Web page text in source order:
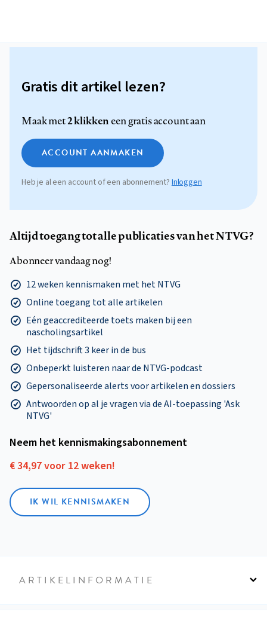
Gratis dit artikel lezen?
Maak met2 klikkeneen gratis account aan
ACCOUNT AANMAKEN
Heb je al een account of een abonnement? Inloggen
Altijd toegang tot alle publicaties van het NTVG?
Abonneer vandaag nog!
12 weken kennismaken met het NTVG
Online toegang tot alle artikelen
Eén geaccrediteerde toets maken bij een
nascholingsartikel
Het tijdschrift 3 keer in de bus
Onbeperkt luisteren naar de NTVG-podcast
Gepersonaliseerde alerts voor artikelen en dossiers
Antwoorden op al je vragen via de AI-toepassing 'Ask
NTVG'
Neem het kennismakings­abonnement
€ 34,97 voor 12 weken!
IK WIL KENNISMAKEN
ARTIKELINFORMATIE